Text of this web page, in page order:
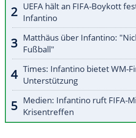
UEFA hält an FIFA-Boykott
Infantino
Matthäus über Infantino:
Fußball"
Times: Infantino bietet WM-
Unterstützung
Medien: Infantino ruft FIFA-
Krisentreffen